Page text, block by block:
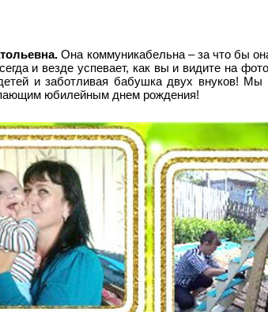
Она коммуникабельна – за что бы
и везде успевает, как вы и видите на
и заботливая бабушка двух внуков!
юбилейным днем рождения!